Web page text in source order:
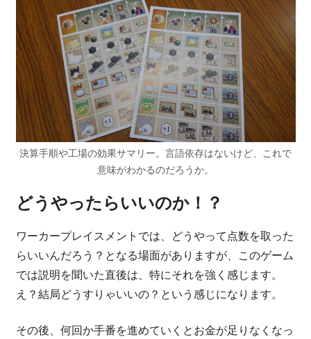
決算手順や工場の効果サマリー。言語依存はないけど、これで
意味がわかるのだろうか。
どうやったらいいのか！？
ワーカープレイスメントでは、どうやって点数を取った
らいいんだろう？となる場面がありますが、このゲーム
では説明を聞いた直後は、特にそれを強く感じます。
え？結局どうすりゃいいの？という感じになります。
その後、何回か手番を進めていくとお金が足りなくなっ